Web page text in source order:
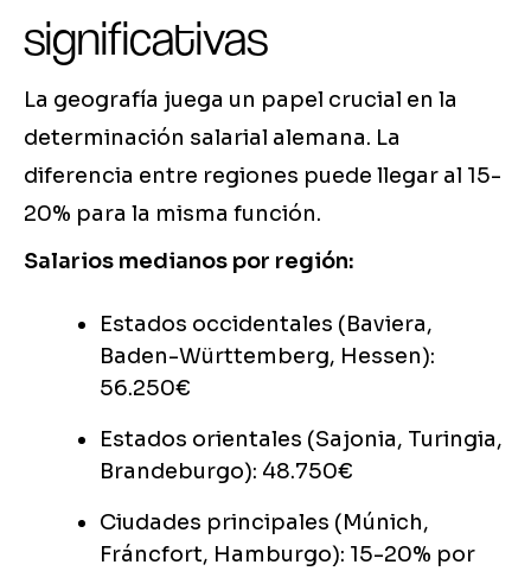
significativas
La geografía juega un papel crucial en la
determinación salarial alemana. La
diferencia entre regiones puede llegar al 15-
20% para la misma función.
Salarios medianos por región:
Estados occidentales (Baviera,
Baden-Württemberg, Hessen):
56.250€
Estados orientales (Sajonia, Turingia,
Brandeburgo): 48.750€
Ciudades principales (Múnich,
Fráncfort, Hamburgo): 15-20% por